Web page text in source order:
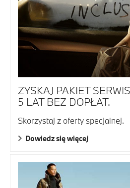
ZYSKAJ PAKIET
5 LAT BEZ DOPŁAT.
Skorzystaj z oferty specjalnej.
Dowiedz się więcej